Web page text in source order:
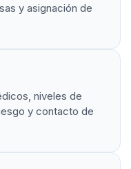
y asignación de
niveles de
y contacto de